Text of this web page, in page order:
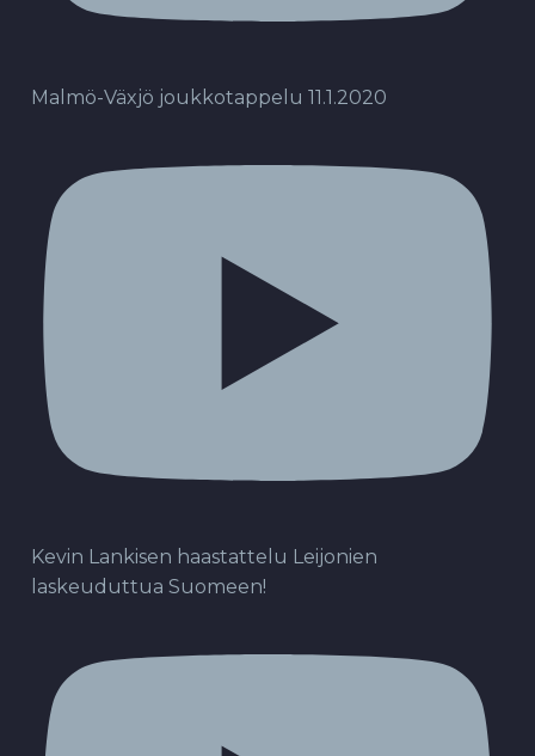
Malmö-Växjö joukkotappelu 11.1.2020
Kevin Lankisen haastattelu Leijonien
laskeuduttua Suomeen!